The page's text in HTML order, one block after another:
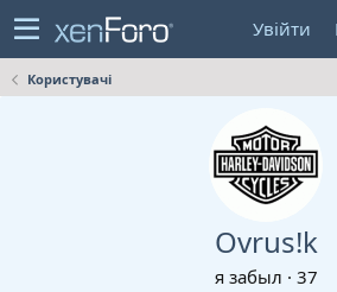
Увійти
Користувачі
Ovrus!k
я забыл · 37